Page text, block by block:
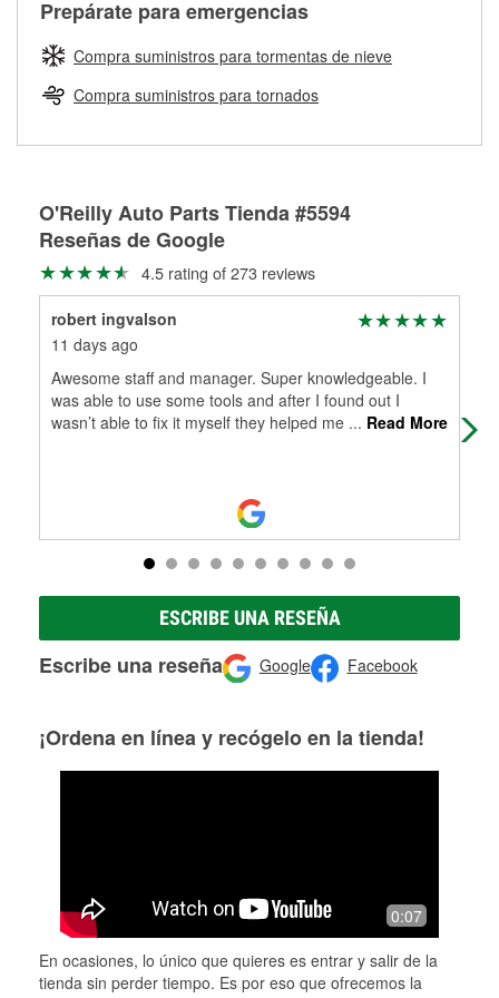
Herramientas de O'Reilly
para reparar el sistema hidráulico de tu maquinaria
agrícola o de construcción.
Más información acerca del servicio de mezcla de pintura
de O'Reilly
traigas tus partes de frenos, nuestros profesionales
medirán tus tambores o discos para determinar si pueden
ser rectificados con seguridad. Si tus tambores o discos no
pueden ser reutilizados, podemos ayudarte a encontrar las
partes de reemplazo correctas para tu reparación.
Rectificación de tambores y discos de freno
Prepárate para emergencias
Compra suministros para tormentas de nieve
Compra suministros para tornados
O'Reilly Auto Parts Tienda #5594
Reseñas de Google
4.5 rating of 273 reviews
robert ingvalson
11 days ago
Awesome staff and manager. Super knowledgeable. I
was able to use some tools and after I found out I
wasn’t able to fix it myself they helped me ... Read More
ESCRIBE UNA RESEÑA
Escribe una reseña Google Facebook
¡Ordena en línea y recógelo en la tienda!
0:07
En ocasiones, lo único que quieres es entrar y salir de la
tienda sin perder tiempo. Es por eso que ofrecemos la